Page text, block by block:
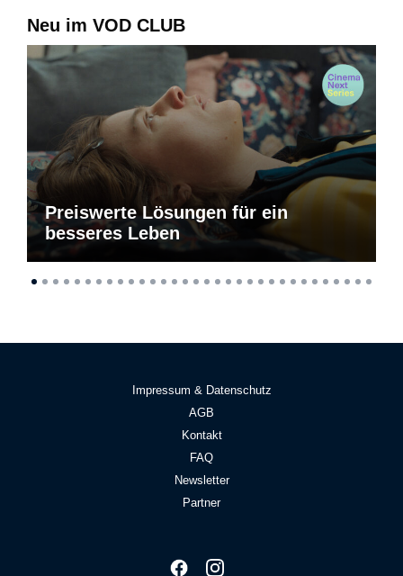
Neu im VOD CLUB
Preiswerte Lösungen für ein
besseres Leben
Impressum & Datenschutz
AGB
Kontakt
FAQ
Newsletter
Partner